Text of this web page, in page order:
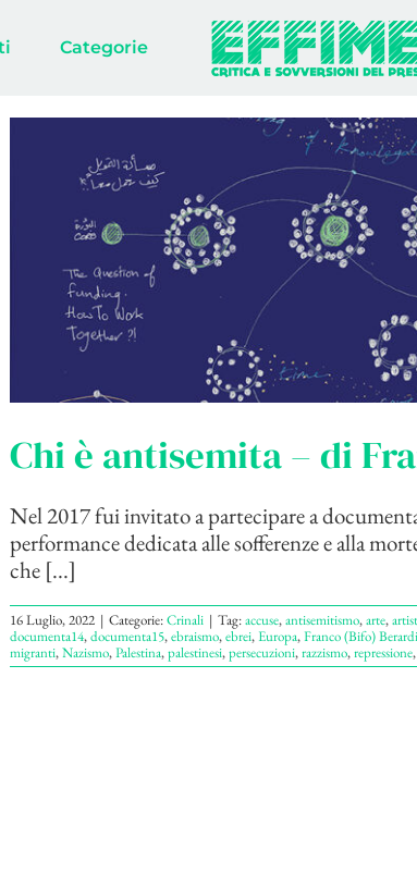
Categorie
Chi è antisemita – di
Nel 2017 fui invitato a partecipare a
performance dedicata alle sofferenze e alla
che [...]
16 Luglio, 2022 | Categorie:Crinali | Tag:accuse,antisemitismo,arte,
documenta14,documenta15,ebraismo,ebrei,Europa,Franco (Bifo) Berardi
migranti,Nazismo,Palestina,palestinesi,persecuzioni,razzismo,repressione,